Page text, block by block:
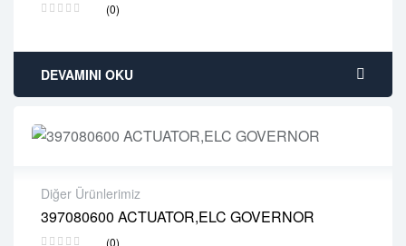
(0)
Delivery time: 1-2 business days
DEVAMINI OKU
Diğer Ürünlerimiz
397080600 ACTUATOR,ELC GOVERNOR
(0)
2 years warranty